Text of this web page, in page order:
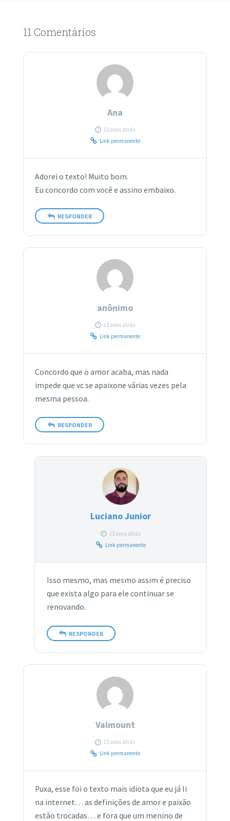
11 Comentários
Ana
13 anos atrás
Link permanente
Adorei o texto! Muito bom.
Eu concordo com você e assino embaixo.
RESPONDER
anônimo
13 anos atrás
Link permanente
Concordo que o amor acaba, mas nada
impede que vc se apaixone várias vezes pela
mesma pessoa.
RESPONDER
Luciano Junior
13 anos atrás
Link permanente
Isso mesmo, mas mesmo assim é preciso
que exista algo para ele continuar se
renovando.
RESPONDER
Valmount
13 anos atrás
Link permanente
Puxa, esse foi o texto mais idiota que eu já li
na internet… as definições de amor e paixão
estão trocadas… e fora que um menino de